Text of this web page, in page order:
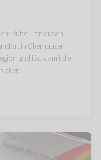
Ruhe – mit diesen
in Oberhausen
und löst damit die